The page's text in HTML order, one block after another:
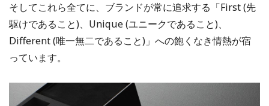
そしてこれら全てに、ブランドが常に追求する「First (先
駆けであること)、Unique (ユニークであること)、
Different (唯一無二であること)」への飽くなき情熱が宿
っています。